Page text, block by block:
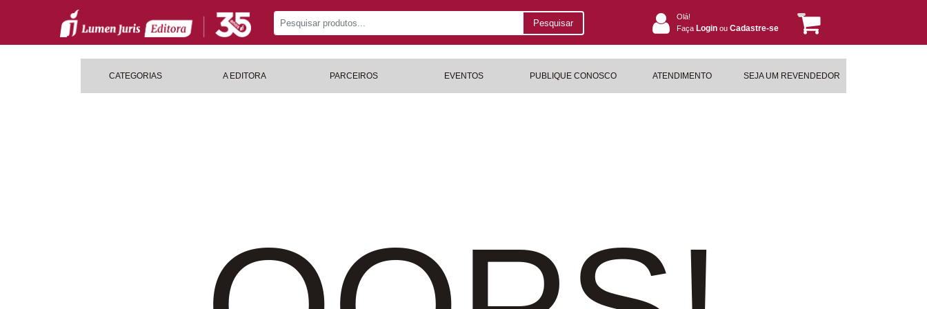
Pesquisar
Olá!
Faça Login ou Cadastre-se
CATEGORIAS A EDITORA PARCEIROS EVENTOS PUBLIQUE CONOSCO ATENDIMENTO SEJA UM REVENDEDOR